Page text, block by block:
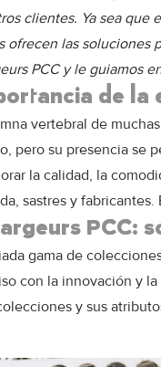
clientes. Ya sea
las soluciones
PCC y le guiamos
de la
vertebral de
pero su presencia se
la calidad, la
sastres y fabricantes.
PCC:
gama de
con la innovación y
y sus